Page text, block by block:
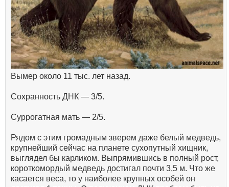
Вымер около 11 тыс. лет назад.
Сохранность ДНК — 3/5.
Суррогатная мать — 2/5.
Рядом с этим громадным зверем даже белый медведь,
крупнейший сейчас на планете сухопутный хищник,
выглядел бы карликом. Выпрямившись в полный рост,
короткомордый медведь достигал почти 3,5 м. Что же
касается веса, то у наиболее крупных особей он